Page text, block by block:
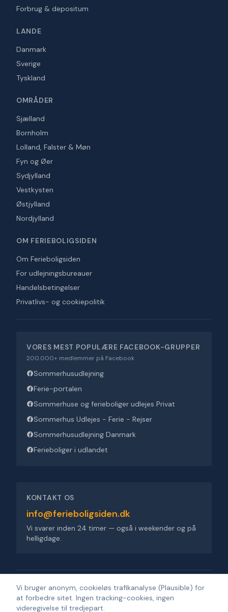
Forbrug & depositum
LANDE
Danmark
Sverige
Tyskland
OMRÅDER
Sjælland
Bornholm
Lolland, Falster & Møn
Fyn og Øer
Sydjylland
Vestkysten
Østjylland
Nordjylland
OM FERIEBOLIGSIDEN
Om Ferieboligsiden
For udlejningsbureauer
Handelsbetingelser
Privatlivs- og cookiepolitik
VORES MEST POPULÆRE FACEBOOK-GRUPPER
200.000+ medlemmer på Facebook
Sommerhusudlejning
Ferie-portalen
Sommerhuse og ferieboliger udlejes Privat
Sommerhus Udlejes - Ferie - Rejser
Sommerhusudlejning Danmark
Ferieboliger i udlandet
KONTAKT OS
info@ferieboligsiden.dk
Vi svarer inden 24 timer — også i weekender og på
helligdage.
Ferieboligsiden ApS·Trigevej 9, 8382 Hinnerup ·CVR 36909676
© 2026Ferieboligsiden.Alle rettigheder forbeholdes.
Vi bruger anonym, cookieløs trafikanalyse (Plausible) for
at forbedre sitet. Ingen tracking-cookies, ingen
videregivelse til tredjepart.